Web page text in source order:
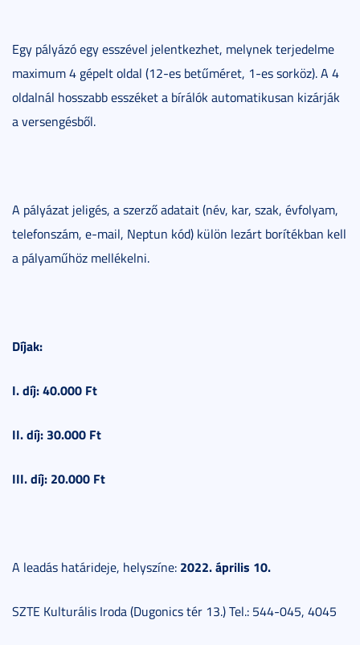
Egy pályázó egy esszével jelentkezhet, melynek terjedelme
maximum 4 gépelt oldal (12-es betűméret, 1-es sorköz). A 4
oldalnál hosszabb esszéket a bírálók automatikusan kizárják
a versengésből.
A pályázat jeligés, a szerző adatait (név, kar, szak, évfolyam,
telefonszám, e-mail, Neptun kód) külön lezárt borítékban kell
a pályaműhöz mellékelni.
Díjak:
I. díj: 40.000 Ft
II. díj: 30.000 Ft
III. díj: 20.000 Ft
A leadás határideje, helyszíne: 2022. április 10.
SZTE Kulturális Iroda (Dugonics tér 13.) Tel.: 544-045, 4045